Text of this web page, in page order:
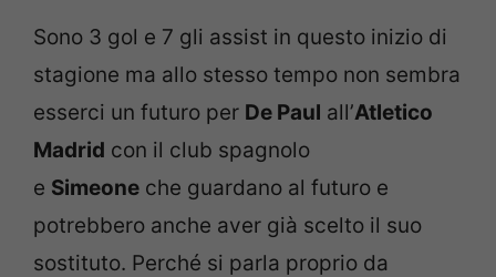
Sono 3 gol e 7 gli assist in questo inizio di
stagione ma allo stesso tempo non sembra
esserci un futuro per De Paul all’Atletico
Madrid con il club spagnolo
e Simeone che guardano al futuro e
potrebbero anche aver già scelto il suo
sostituto. Perché si parla proprio da